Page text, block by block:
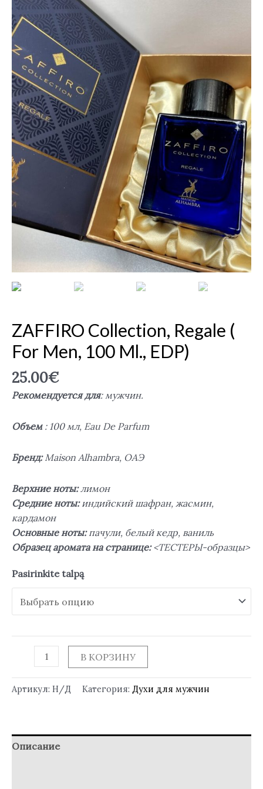
ZAFFIRO Collection, Regale (
For Men, 100 Ml., EDP)
25.00€
Рекомендуется для: мужчин.
Объем: 100 мл, Eau De Parfum
Бренд:Maison Alhambra, ОАЭ
Верхние ноты:лимон
Средние ноты:индийский шафран, жасмин,
кардамон
Основные ноты:пачули, белый кедр, ваниль
Образец аромата на странице:<ТЕСТЕРЫ-образцы>
Pasirinkite talpą
Regale
(
For
Men,
100
ml.,
EDP)
В КОРЗИНУ
Артикул: Н/Д Категория: Духи для мужчин
Описание